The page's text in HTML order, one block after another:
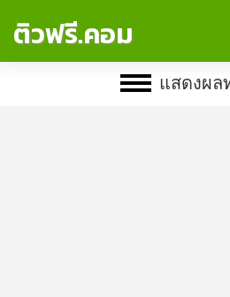
ติวฟรี.คอม
แสดงผล